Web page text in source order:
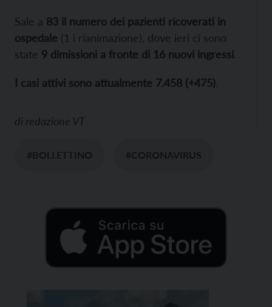
Sale a 83 il numero dei pazienti ricoverati in
ospedale (1 i rianimazione), dove ieri ci sono
state 9 dimissioni a fronte di 16 nuovi ingressi.
I casi attivi sono attualmente 7.458 (+475).
di redazione VT
#BOLLETTINO #CORONAVIRUS